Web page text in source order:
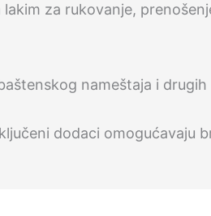
za rukovanje,
nameštaja i drugih
dodaci omogućavaju